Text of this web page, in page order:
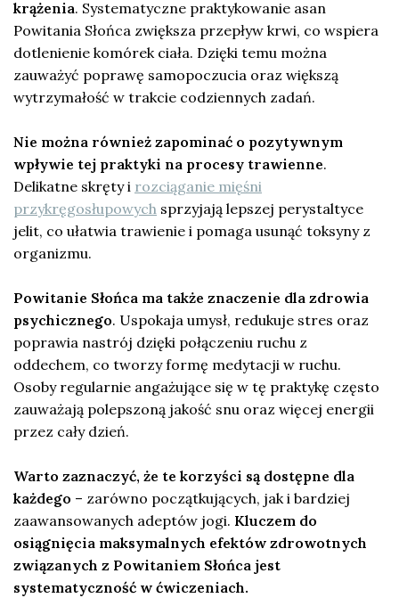
krążenia. Systematyczne praktykowanie asan
Powitania Słońca zwiększa przepływ krwi, co wspiera
dotlenienie komórek ciała. Dzięki temu można
zauważyć poprawę samopoczucia oraz większą
wytrzymałość w trakcie codziennych zadań.
Nie można również zapominać o pozytywnym
wpływie tej praktyki na procesy trawienne.
Delikatne skręty i rozciąganie mięśni
przykręgosłupowych sprzyjają lepszej perystaltyce
jelit, co ułatwia trawienie i pomaga usunąć toksyny z
organizmu.
Powitanie Słońca ma także znaczenie dla zdrowia
psychicznego. Uspokaja umysł, redukuje stres oraz
poprawia nastrój dzięki połączeniu ruchu z
oddechem, co tworzy formę medytacji w ruchu.
Osoby regularnie angażujące się w tę praktykę często
zauważają polepszoną jakość snu oraz więcej energii
przez cały dzień.
Warto zaznaczyć, że te korzyści są dostępne dla
każdego – zarówno początkujących, jak i bardziej
zaawansowanych adeptów jogi. Kluczem do
osiągnięcia maksymalnych efektów zdrowotnych
związanych z Powitaniem Słońca jest
systematyczność w ćwiczeniach.